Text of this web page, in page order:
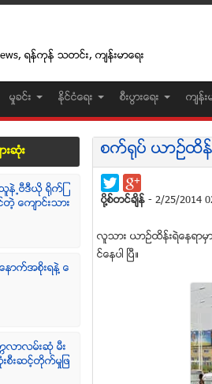
ရန္ကုန္ သတင္း, က်န္းမာေရး
မႈခင္း ႏုိင္ငံေရး စီးပြားေရး က်န္း
စက္႐ုပ္ ယာဥ္ထိန္
ပုိ႔စ္တင္ခ်ိန္- 2/25/2014
လူသား ယာဥ္ထိန္းရဲေနရာမွ
င္ေနပါ ၿပီ။
ဆံုး
နဲ႕ဗီဒီယို ရိုက္ျ
တဲ့ ေက်ာင္းသား
ာက္အစိုးရနဲ႔ ေ
လာလမ္းဆုံ မီး
စီးဆင့္တိုက္မႈျဖ